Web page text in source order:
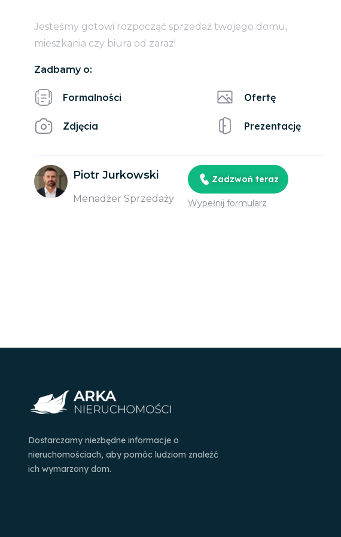
Jesteśmy gotowi rozpocząć sprzedaż twojego domu,
mieszkania czy biura od zaraz!
Zadbamy o:
Formalności
Zdjęcia
Ofertę
Prezentację
Piotr Jurkowski
Menadżer Sprzedaży
Zadzwoń teraz
Wypełnij formularz
Dostarczamy niezbędne informacje o
nieruchomościach, aby pomóc ludziom znaleźć
ich wymarzony dom.